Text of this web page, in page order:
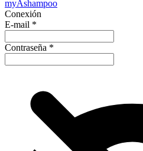
myAshampoo
Conexión
E-mail *
Contraseña *